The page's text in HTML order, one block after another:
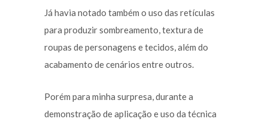
Já havia notado também o uso das retículas
para produzir sombreamento, textura de
roupas de personagens e tecidos, além do
acabamento de cenários entre outros.
Porém para minha surpresa, durante a
demonstração de aplicação e uso da técnica